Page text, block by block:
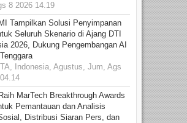
8 2026 14.19
Tampilkan Solusi Penyimpanan
Seluruh Skenario di Ajang DTI
2026, Dukung Pengembangan AI
Indonesia, Agustus, Jum, Ags
MarTech Breakthrough Awards
Pemantauan dan Analisis
Distribusi Siaran Pers, dan